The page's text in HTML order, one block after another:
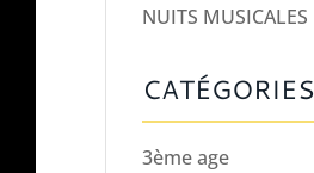
NUITS MUSICALES
CATÉGORIES
3ème age